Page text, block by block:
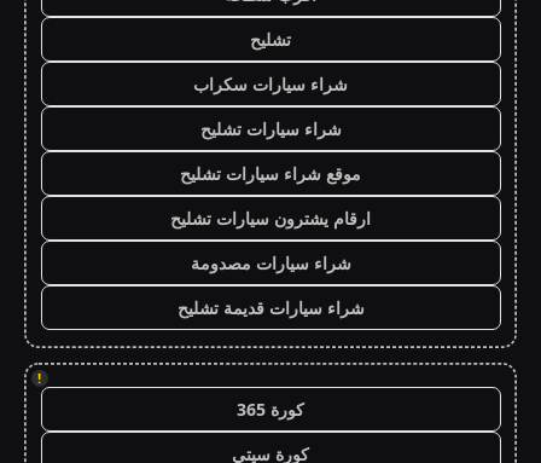
تشليح
شراء سيارات سكراب
شراء سيارات تشليح
موقع شراء سيارات تشليح
ارقام يشترون سيارات تشليح
شراء سيارات مصدومة
شراء سيارات قديمة تشليح
!
كورة 365
كورة سيتي